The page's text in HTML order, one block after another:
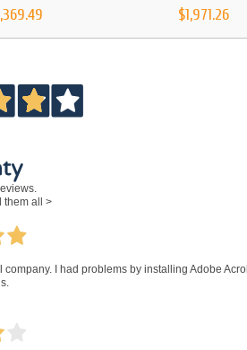
$1,971.26
them all >
company. I had problems by installing Adobe